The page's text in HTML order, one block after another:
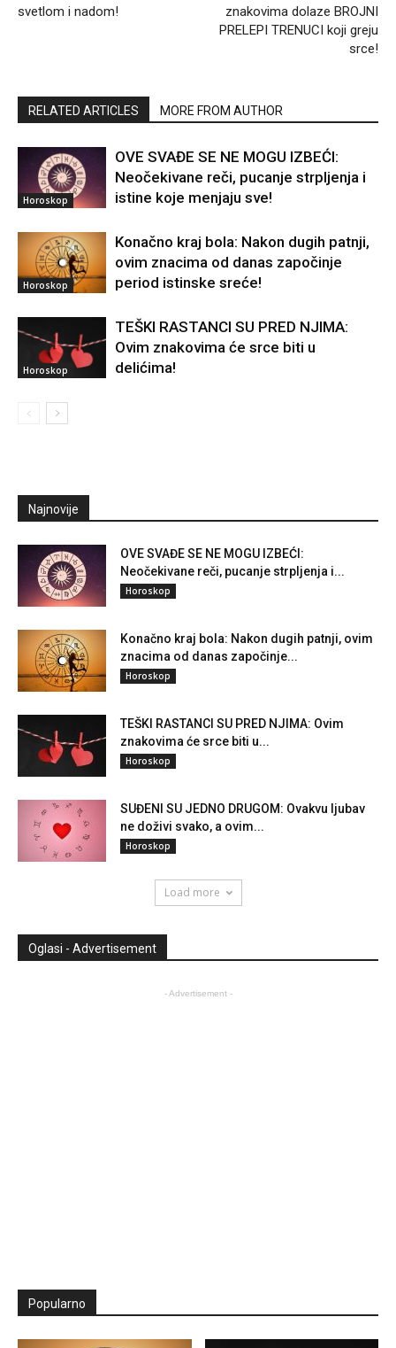
svetlom i nadom!
znakovima dolaze BROJNI
PRELEPI TRENUCI koji greju
srce!
RELATED ARTICLES MORE FROM AUTHOR
Horoskop
OVE SVAĐE SE NE MOGU IZBEĆI:
Neočekivane reči, pucanje strpljenja i
istine koje menjaju sve!
Horoskop
Konačno kraj bola: Nakon dugih patnji,
ovim znacima od danas započinje
period istinske sreće!
Horoskop
TEŠKI RASTANCI SU PRED NJIMA:
Ovim znakovima će srce biti u
delićima!
Najnovije
OVE SVAĐE SE NE MOGU IZBEĆI:
Neočekivane reči, pucanje strpljenja i...
Horoskop
Konačno kraj bola: Nakon dugih patnji, ovim
znacima od danas započinje...
Horoskop
TEŠKI RASTANCI SU PRED NJIMA: Ovim
znakovima će srce biti u...
Horoskop
SUĐENI SU JEDNO DRUGOM: Ovakvu ljubav
ne doživi svako, a ovim...
Horoskop
Load more
Oglasi - Advertisement
- Advertisement -
Popularno